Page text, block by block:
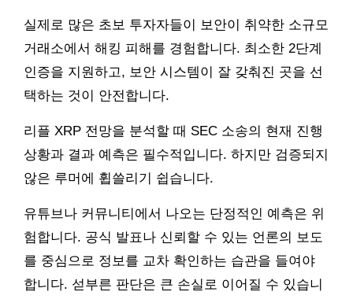
실제로 많은 초보 투자자들이 보안이 취약한 소규모
거래소에서 해킹 피해를 경험합니다. 최소한 2단계
인증을 지원하고, 보안 시스템이 잘 갖춰진 곳을 선
택하는 것이 안전합니다.
리플 XRP 전망을 분석할 때 SEC 소송의 현재 진행
상황과 결과 예측은 필수적입니다. 하지만 검증되지
않은 루머에 휩쓸리기 쉽습니다.
유튜브나 커뮤니티에서 나오는 단정적인 예측은 위
험합니다. 공식 발표나 신뢰할 수 있는 언론의 보도
를 중심으로 정보를 교차 확인하는 습관을 들여야
합니다. 섣부른 판단은 큰 손실로 이어질 수 있습니